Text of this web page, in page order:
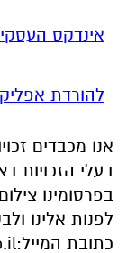
בפרסומינו
כתובת המייל: